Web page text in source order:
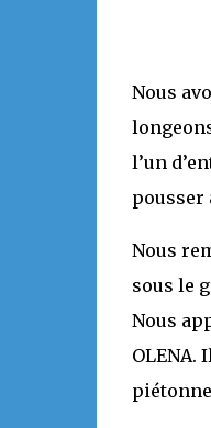
Nous
l’un
pousser
Nous
sous le
Nous
OLENA.